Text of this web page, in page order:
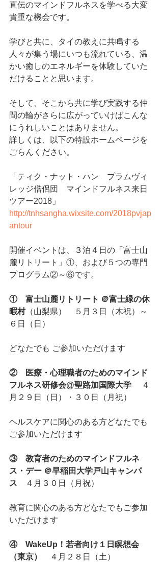
直伝のマインドフルネスを学べる大変
貴重な機会です。
学びと共に、タイの教えに共鳴する
人々が集う場にいつも流れている、温
かい癒しのエネルギーを体験していた
だけることと思います。
そして、そこから共に学び実践する仲
間の輪がさらに広がっていけばこんな
にうれしいことはありません。
詳しくは、以下の特設ホームページを
ごらんください。
「ティク・ナット・ハン　プラムヴィ
レッジ僧侶団　マインドフルネス来日
ツアー2018」
http://tnhsangha.wixsite.com/2018pvjap
antour
開催イベントは、３泊４日の「富士山
麓リトリート」①、および５つの専門
プログラム②～⑥です。
①　富士山麓リトリート ＠富士緑の休
暇村（山梨県）　５月３日（木祝）～
６日（日）
どなたでも ご参加いただけます
②　医療・心理職者のためのマインド
フルネス研修会@聖路加国際大学 ４
月２９日（日）・３０日（月祝）
ヘルスケアに関心のある方どなたでも
ご参加いただけます
③　教育者のためのマインドフルネ
ス・デー ＠早稲田大学戸山キャンパ
ス ４月３０日（月祝）
教育に関心のある方どなたでもご参加
いただけます
④　WakeUp！若者向け１日瞑想会
（東京）
４月２８日（土）